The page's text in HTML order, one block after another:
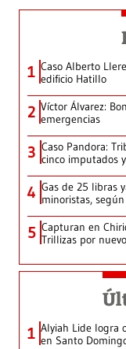
1 Caso Alberto
edificio Hatillo
2 Víctor Álvarez:
emergencias
3 Caso Pandora:
cinco imputados
4 Gas de 25 libras
minoristas,
5 Capturan en
Trillizas por
1 Alyiah Lide logra
en Santo